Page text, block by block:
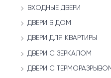
ВХОДНЫЕ ДВЕРИ
ДВЕРИ В ДОМ
ДВЕРИ ДЛЯ КВАРТИРЫ
ДВЕРИ С ЗЕРКАЛОМ
ДВЕРИ С